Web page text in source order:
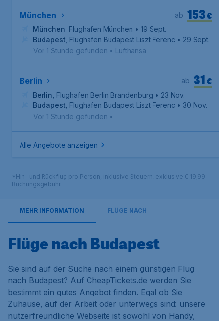
München €
153
ab
München Flughafen München • 19 Sept.
Budapest Flughafen Budapest Liszt Ferenc • 29 Sept.
Vor 1 Stunde gefunden • Lufthansa
Berlin €
31
ab
Berlin Flughafen Berlin Brandenburg • 23 Nov.
Budapest Flughafen Budapest Liszt Ferenc • 30 Nov.
Vor 1 Stunde gefunden •
Alle Angebote anzeigen
*Hin- und Rückflug pro Person, inklusive Steuern, exklusive € 19,99
Buchungsgebühr.
MEHR INFORMATION FLÜGE NACH
Flüge nach Budapest
Sie sind auf der Suche nach einem günstigen Flug
nach Budapest? Auf CheapTickets.de werden Sie
bestimmt ein gutes Angebot finden. Egal ob Sie
Zuhause, auf der Arbeit oder unterwegs sind: unsere
nutzerfreundliche Webseite ist sowohl von Handy,